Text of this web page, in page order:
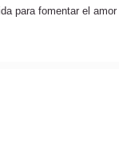
para fomentar el amor